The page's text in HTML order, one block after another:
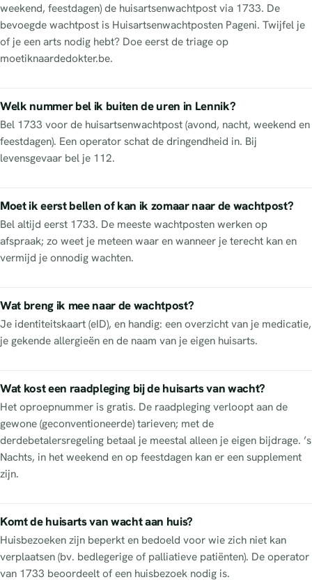
weekend, feestdagen) de huisartsenwachtpost via 1733. De
bevoegde wachtpost is Huisartsenwachtposten Pageni. Twijfel je
of je een arts nodig hebt? Doe eerst de triage op
moetiknaardedokter.be.
Welk nummer bel ik buiten de uren in Lennik?
Bel 1733 voor de huisartsenwachtpost (avond, nacht, weekend en
feestdagen). Een operator schat de dringendheid in. Bij
levensgevaar bel je 112.
Moet ik eerst bellen of kan ik zomaar naar de wachtpost?
Bel altijd eerst 1733. De meeste wachtposten werken op
afspraak; zo weet je meteen waar en wanneer je terecht kan en
vermijd je onnodig wachten.
Wat breng ik mee naar de wachtpost?
Je identiteitskaart (eID), en handig: een overzicht van je medicatie,
je gekende allergieën en de naam van je eigen huisarts.
Wat kost een raadpleging bij de huisarts van wacht?
Het oproepnummer is gratis. De raadpleging verloopt aan de
gewone (geconventioneerde) tarieven; met de
derdebetalersregeling betaal je meestal alleen je eigen bijdrage. ’s
Nachts, in het weekend en op feestdagen kan er een supplement
zijn.
Komt de huisarts van wacht aan huis?
Huisbezoeken zijn beperkt en bedoeld voor wie zich niet kan
verplaatsen (bv. bedlegerige of palliatieve patiënten). De operator
van 1733 beoordeelt of een huisbezoek nodig is.